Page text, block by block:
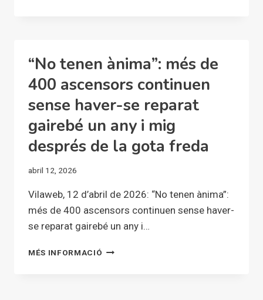
FEDIVERS
“No tenen ànima”: més de
400 ascensors continuen
sense haver-se reparat
gairebé un any i mig
després de la gota freda
abril 12, 2026
Vilaweb, 12 d’abril de 2026: “No tenen ànima”:
més de 400 ascensors continuen sense haver-
se reparat gairebé un any i…
MÉS INFORMACIÓ “NO